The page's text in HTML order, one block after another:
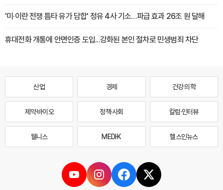
'미·이란 전쟁 틈타 유가 담합' 정유 4사 기소…파급 효과 26조 원 달해
휴대전화 개통에 안면인증 도입...강화된 본인 절차로 민생범죄 차단
산업 경제 건강·의학
제약·바이오 정책·사회 칼럼·인터뷰
웰니스 MEDI·K 헬스인뉴스